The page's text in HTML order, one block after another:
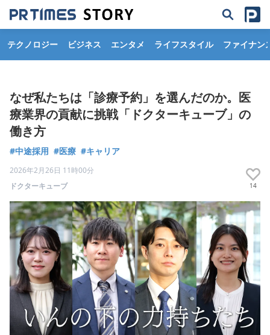
テクノロジー ビジネス エンタメ ライフスタイル ファイナン
なぜ私たちは「診療予約」を選んだのか。医
療業界の貢献に挑戦「ドクターキューブ」の
働き方
#中途採用 #医療 #キャリア
2026年2月26日 11時00分
ドクターキューブ
14